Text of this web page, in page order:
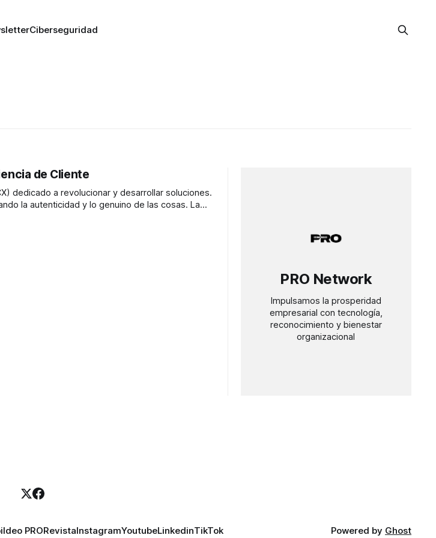
Ciberseguridad
de Cliente
dedicado a revolucionar y desarrollar soluciones.
la autenticidad y lo genuino de las cosas. La
PRO Network
Impulsamos la prosperidad
empresarial con tecnología,
reconocimiento y bienestar
organizacional
PRORevistaInstagramYoutubeLinkedinTikTok Powered by Ghost